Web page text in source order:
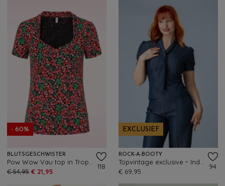
- 60%
BLUTSGESCHWISTER
€ 54,95 € 21,95
118
EXCLUSIEF
ROCK-A-BOOTY
€ 69,95
94